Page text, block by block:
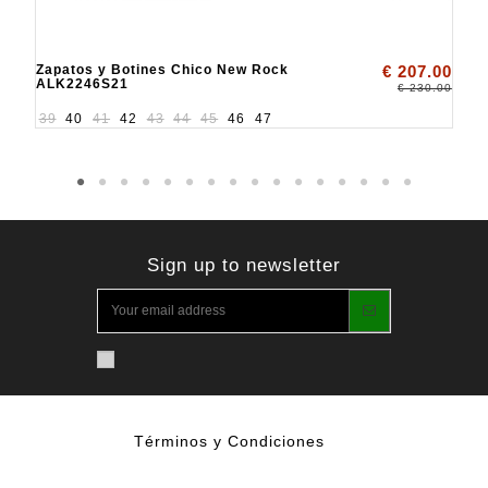
Zapatos y Botines Chico New Rock
ALK2246S21
€ 207.00
€ 230.00
39 40 41 42 43 44 45 46 47
Sign up to newsletter
Términos y Condiciones